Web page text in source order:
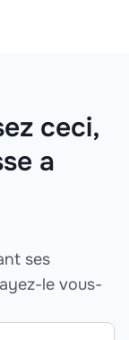
ceci,
a
ses
le vous-